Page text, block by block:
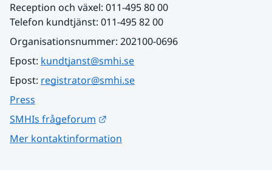
Reception och växel: 011-495 80 00
Telefon kundtjänst: 011-495 82 00
Organisationsnummer: 202100-0696
Epost: kundtjanst@smhi.se
Epost: registrator@smhi.se
Press
SMHIs frågeforum
Mer kontaktinformation